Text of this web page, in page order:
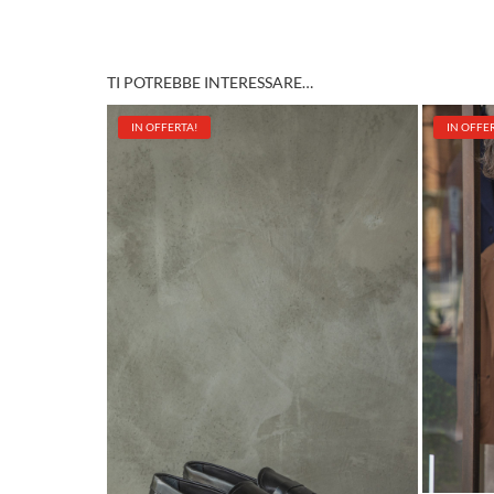
TI POTREBBE INTERESSARE…
IN OFFERTA! IN